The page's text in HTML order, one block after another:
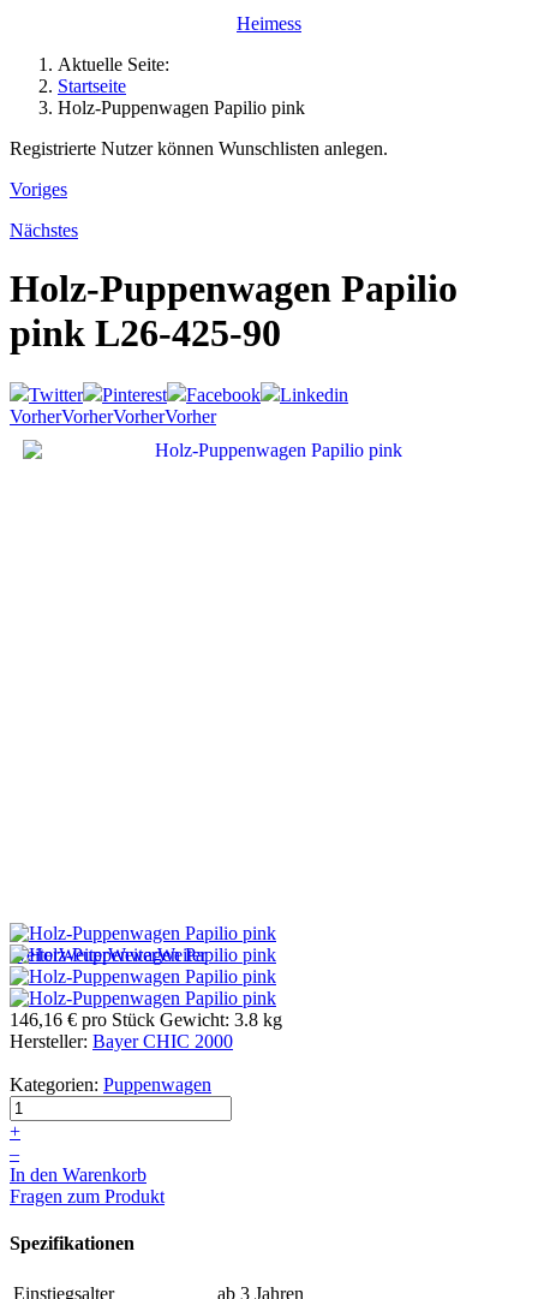
Heimess
Aktuelle Seite:
Startseite
Holz-Puppenwagen Papilio pink
Registrierte Nutzer können Wunschlisten anlegen.
Voriges
Nächstes
Holz-Puppenwagen Papilio
pink L26-425-90
Twitter Pinterest Facebook
Linkedin
VorherVorherVorherVorher
WeiterWeiterWeiterWeiter
146,16 € pro Stück Gewicht: 3.8 kg
Hersteller: Bayer CHIC 2000
Kategorien: Puppenwagen
+
–
In den Warenkorb
Fragen zum Produkt
Spezifikationen
Einstiegsalter ab 3 Jahren